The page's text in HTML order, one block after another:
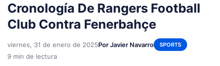
Cronología De Rangers Football
Club Contra Fenerbahçe
viernes, 31 de enero de 2025Por Javier Navarro SPORTS
9 min de lectura